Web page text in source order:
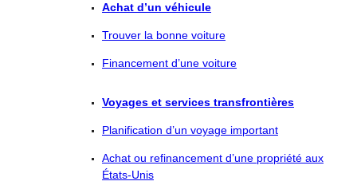
Achat d’un véhicule
Trouver la bonne voiture
Financement d’une voiture
Voyages et services transfrontières
Planification d’un voyage important
Achat ou refinancement d’une propriété aux
États-Unis